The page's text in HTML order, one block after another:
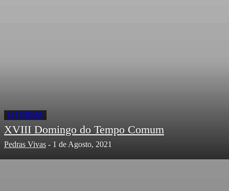
LITURGIA
XVIII Domingo do Tempo Comum
Pedras Vivas - 1 de Agosto, 2021